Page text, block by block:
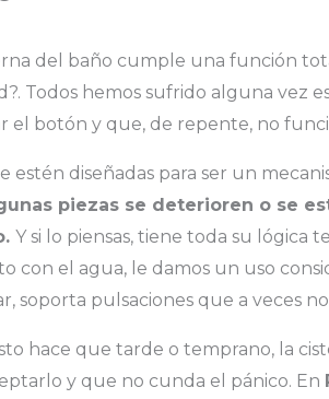
del baño cumple una función
Todos hemos sufrido alguna vez
el botón y que, de repente, no
estén diseñadas para ser un
piezas se deterioren o se
Y si lo piensas, tiene toda su lógica
con el agua, le damos un uso
soporta pulsaciones que a veces
hace que tarde o temprano, la
y que no cunda el pánico. En